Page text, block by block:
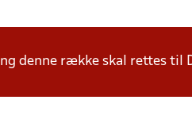
denne række skal rettes til